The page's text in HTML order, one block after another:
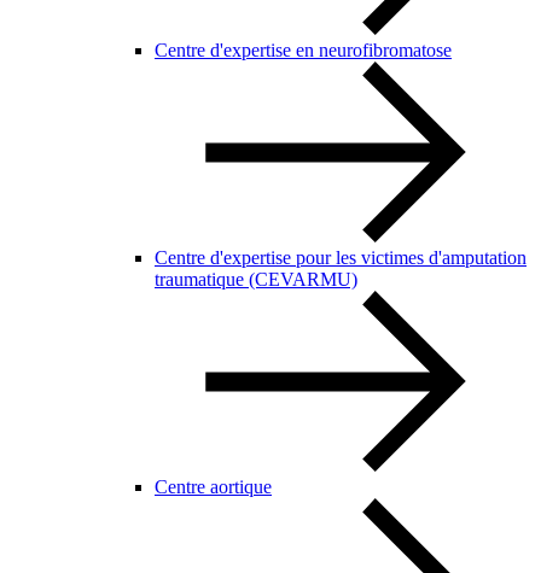
Centre d'expertise en neurofibromatose
Centre d'expertise pour les victimes d'amputation
traumatique (CEVARMU)
Centre aortique